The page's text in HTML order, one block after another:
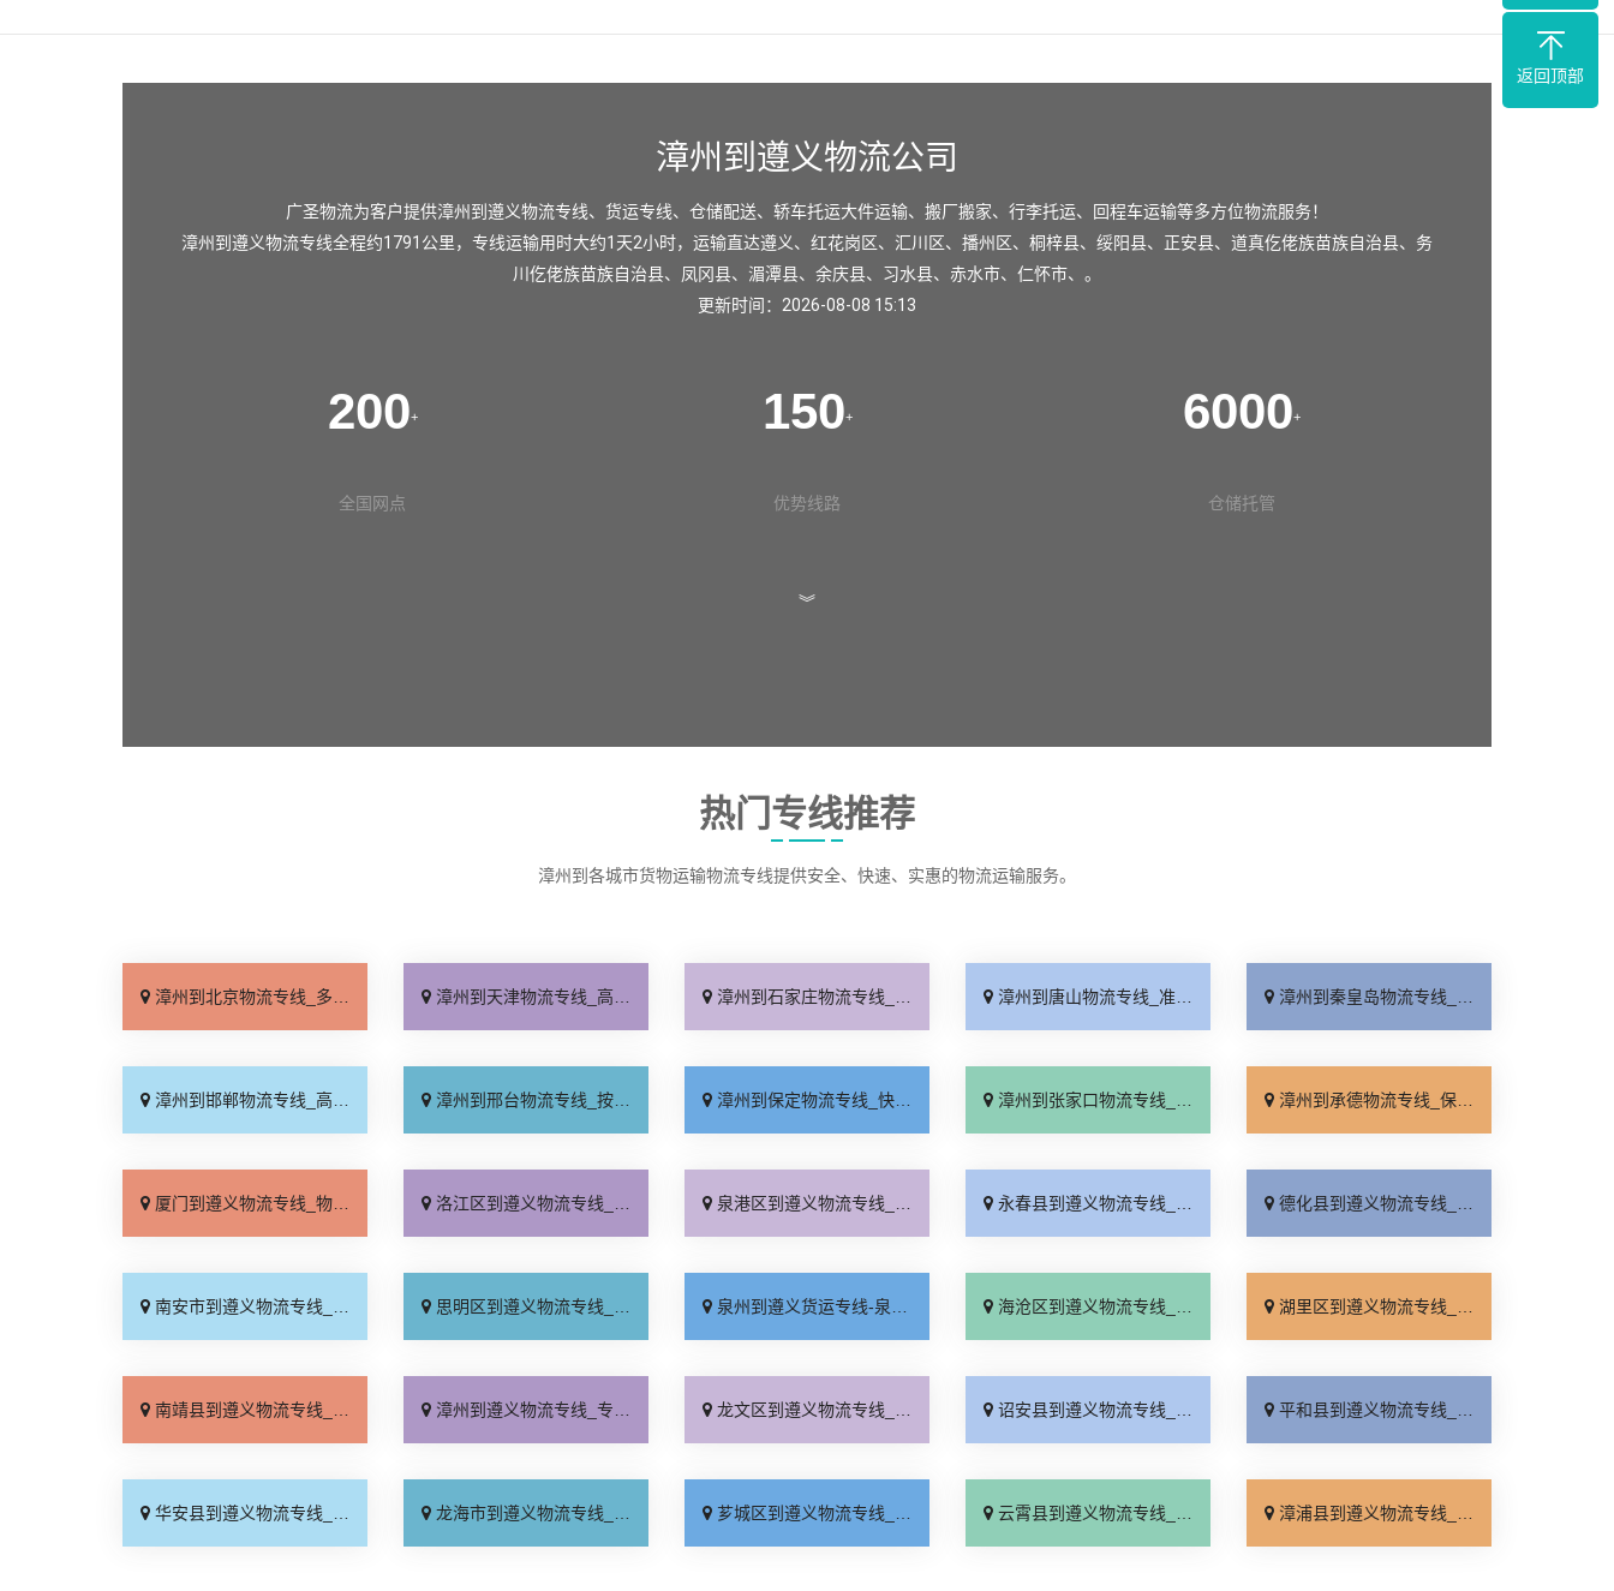
漳州到遵义物流公司
广圣物流为客户提供漳州到遵义物流专线、货运专线、仓储配送、轿车托运大件运输、搬厂搬家、行李托运、回程车运输等多方位物流服务！
漳州到遵义物流专线全程约1791公里，专线运输用时大约1天2小时，运输直达遵义、 红花岗区、 汇川区、 播州区、 桐梓县、 绥阳县、 正安县、 道真仡佬族苗族自治县、 务
川仡佬族苗族自治县、 凤冈县、 湄潭县、 余庆县、 习水县、 赤水市、 仁怀市、。
更新时间：2026-08-08 15:13
200+
全国网点
150+
优势线路
6000+
仓储托管
︾
热门专线推荐
漳州到各城市货物运输物流专线提供安全、快速、实惠的物流运输服务。
漳州到北京物流专线_多少公里「快运直达」 漳州到天津物流专线_高效快运「运价查询」 漳州到石家庄物流专线_几天到达「快速直达」 漳州到唐山物流专线_准时准点「一站式托运」 漳州到秦皇岛物流专线_直达到站「要多少钱」
漳州到邯郸物流专线_高效快运「来电咨询」 漳州到邢台物流专线_按时送达「运价实惠」 漳州到保定物流专线_快速响应「怎么收费」 漳州到张家口物流专线_运价查询「门到门配送」 漳州到承德物流专线_保证时效「专业靠谱」
厦门到遵义物流专线_物流拼车「高速快运」 洛江区到遵义物流专线_多少公里「急你所需」 泉港区到遵义物流专线_高速快运「一站式托运」 永春县到遵义物流专线_专业靠谱「零担配货」 德化县到遵义物流专线_多少一吨「全境配送」
南安市到遵义物流专线_随叫随到「全境配送」 思明区到遵义物流专线_高效运输「全境配送」 泉州到遵义货运专线-泉州到遵义物流公司_多少公里「直达往返」 海沧区到遵义物流专线_全程直达「诚信经营」 湖里区到遵义物流专线_快速直达「损坏理赔」
南靖县到遵义物流专线_保证时效「诚信经营」 漳州到遵义物流专线_专业调车「高速快运」 龙文区到遵义物流专线_运价实惠「快运有保障」 诏安县到遵义物流专线_合理收费「资质齐全」 平和县到遵义物流专线_运保时效「快速响应」
华安县到遵义物流专线_快运有保障「多少公里」 龙海市到遵义物流专线_送货到门「按时送达」 芗城区到遵义物流专线_放心物流「高速快运」 云霄县到遵义物流专线_运价行情「快运直达」 漳浦县到遵义物流专线_准时准点「要几天到」
返回顶部